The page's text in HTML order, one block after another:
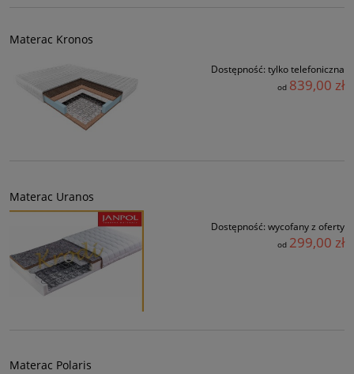
Materac Kronos
Dostępność: tylko telefoniczna
od 839,00 zł
Materac Uranos
Dostępność: wycofany z oferty
od 299,00 zł
Materac Polaris